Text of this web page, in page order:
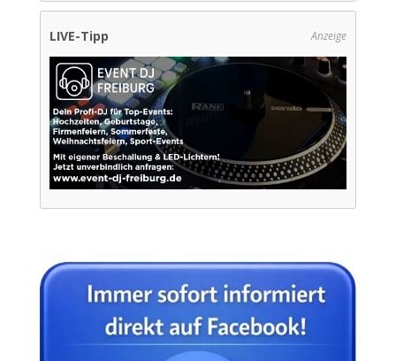
LIVE-Tipp Anzeige